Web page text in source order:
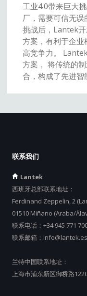
工业4.0带来巨大
厂，需要可信无
挑战后，Lantek
方案，有利于企
高竞争力。
方案， 将传统的
合，构成了先进智
联系我们
Lantek
西班牙总部联系地址：
Ferdinand Zeppelin, 2
01510 Miñano (Araba/
联系电话： +34 945 771
联系邮箱： info@lantek.es
兰特中国联系地址：
上海市浦东新区御桥路